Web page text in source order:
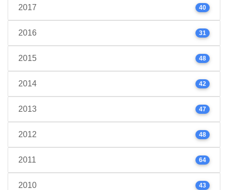
2017 40
2016 31
2015 48
2014 42
2013 47
2012 48
2011 64
2010 43